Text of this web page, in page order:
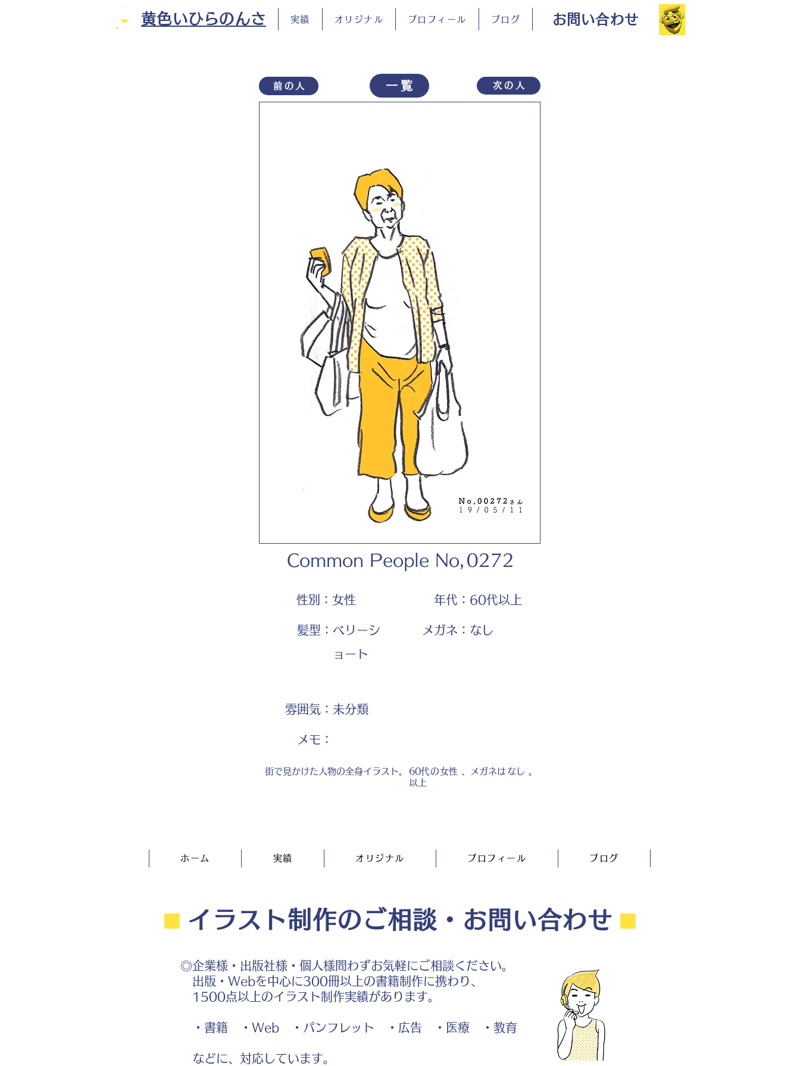
黄色いひらのんさ 実績 オリジナル プロフィール ブログ お問い合わせ
前の人 一覧 次の人
Common People No, 0272
性別： 女性
髪型： ベリーシ
ョート
年代： 60代以上
メガネ： なし
雰囲気： 未分類
​メモ：
街で見かけた人物の全身イラスト。
60代
以上
の女性 、メガネは なし 。
ホーム 実績 オリジナル プロフィール ブログ
⬛︎ イラスト制作のご相談・お問い合わせ ⬛︎
◎企業様・出版社様・個人様問わずお気軽にご相談ください。
出版・Webを中心に300冊以上の書籍制作に携わり、
1500点以上のイラスト制作実績があります。
・書籍 ・Web ・パンフレット ・広告 ・医療 ・教育
などに、対応しています。